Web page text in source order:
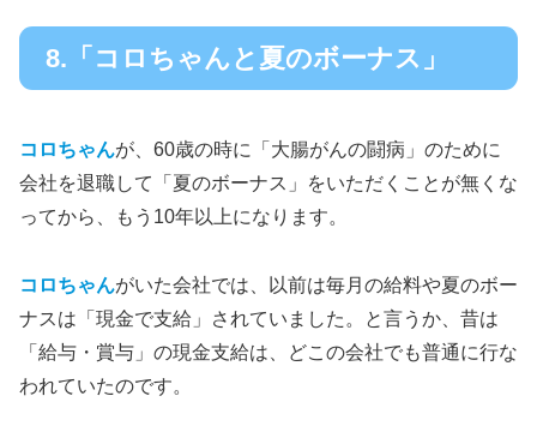
8.「コロちゃんと夏のボーナス」
コロちゃんが、60歳の時に「大腸がんの闘病」のために
会社を退職して「夏のボーナス」をいただくことが無くな
ってから、もう10年以上になります。
コロちゃんがいた会社では、以前は毎月の給料や夏のボー
ナスは「現金で支給」されていました。と言うか、昔は
「給与・賞与」の現金支給は、どこの会社でも普通に行な
われていたのです。